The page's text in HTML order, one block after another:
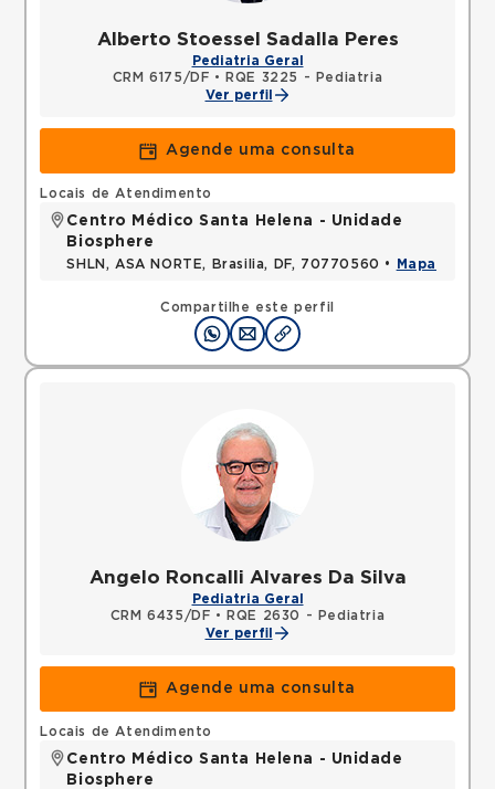
Alberto Stoessel Sadalla Peres
Pediatria Geral
CRM 6175/DF •
RQE 3225 - Pediatria
Ver perfil
Agende uma consulta
Compartilhe este perfil
Locais de Atendimento
Centro Médico Santa Helena - Unidade
Biosphere
SHLN, ASA NORTE, Brasilia, DF, 70770560 • Mapa
Angelo Roncalli Alvares Da Silva
Pediatria Geral
CRM 6435/DF •
RQE 2630 - Pediatria
Ver perfil
Agende uma consulta
Locais de Atendimento
Centro Médico Santa Helena - Unidade
Biosphere